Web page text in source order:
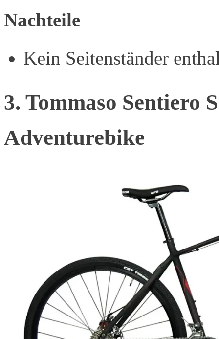
Nachteile
Kein Seitenständer
3. Tommaso Sentiero
Adventurebike